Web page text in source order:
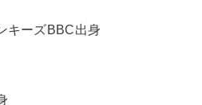
キーズBBC出身